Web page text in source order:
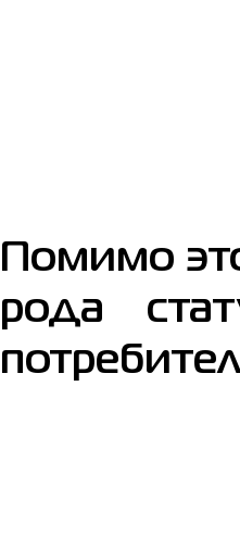
Помимо
рода